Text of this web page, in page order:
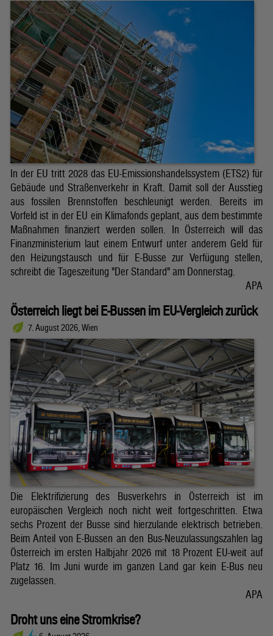
In der EU tritt 2028 das EU-Emissionshandelssystem (ETS2) für
Gebäude und Straßenverkehr in Kraft. Damit soll der Ausstieg
aus fossilen Brennstoffen beschleunigt werden. Bereits im
Vorfeld ist in der EU ein Klimafonds geplant, aus dem bestimmte
Maßnahmen finanziert werden sollen. In Österreich will das
Finanzministerium laut einem Entwurf unter anderem Geld für
den Heizungstausch und für E-Busse zur Verfügung stellen,
schreibt die Tageszeitung "Der Standard" am Donnerstag.
APA
Österreich liegt bei E-Bussen im EU-Vergleich zurück
7. August 2026, Wien
Die Elektrifizierung des Busverkehrs in Österreich ist im
europäischen Vergleich noch nicht weit fortgeschritten. Etwa
sechs Prozent der Busse sind hierzulande elektrisch betrieben.
Beim Anteil von E-Bussen an den Bus-Neuzulassungszahlen lag
Österreich im ersten Halbjahr 2026 mit 18 Prozent EU-weit auf
Platz 16. Im Juni wurde im ganzen Land gar kein E-Bus neu
zugelassen.
APA
Droht uns eine Stromkrise?